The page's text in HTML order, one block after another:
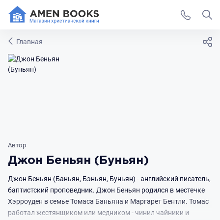
Главная
Автор
Джон Беньян (Буньян)
Джон Беньян (Баньян, Бэньян, Буньян) - английский писатель,
баптистский проповедник. Джон Беньян родился в местечке
Хэрроуден в семье Томаса Баньяна и Маргарет Бентли. Томас
работал жестянщиком или медником - чинил чайники и